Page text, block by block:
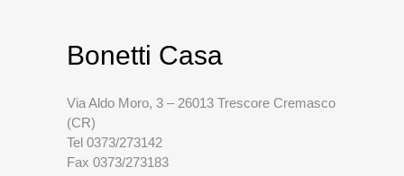
Bonetti Casa
Via Aldo Moro, 3 – 26013 Trescore Cremasco
(CR)
Tel 0373/273142
Fax 0373/273183